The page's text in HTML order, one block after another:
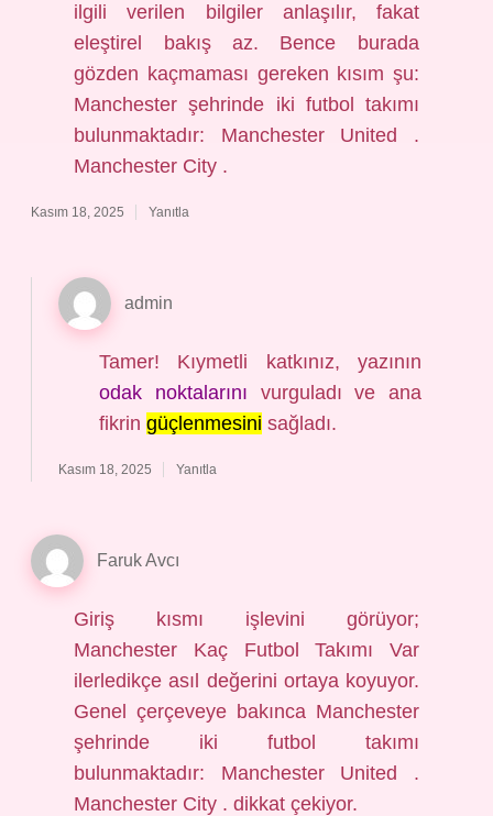
ilgili verilen bilgiler anlaşılır, fakat
eleştirel bakış az. Bence burada
gözden kaçmaması gereken kısım şu:
Manchester şehrinde iki futbol takımı
bulunmaktadır: Manchester United .
Manchester City .
Kasım 18, 2025 Yanıtla
admin
Tamer! Kıymetli katkınız, yazının
odak noktalarını vurguladı ve ana
fikrin güçlenmesini sağladı.
Kasım 18, 2025 Yanıtla
Faruk Avcı
Giriş kısmı işlevini görüyor;
Manchester Kaç Futbol Takımı Var
ilerledikçe asıl değerini ortaya koyuyor.
Genel çerçeveye bakınca Manchester
şehrinde iki futbol takımı
bulunmaktadır: Manchester United .
Manchester City . dikkat çekiyor.